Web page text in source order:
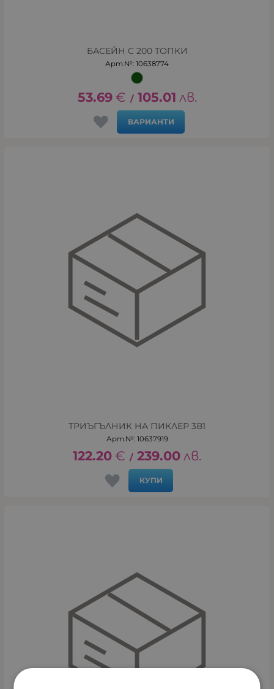
БАСЕЙН С 200 ТОПКИ
Арт.№: 10638774
53.69 € / 105.01 лв.
ВАРИАНТИ
ТРИЪГЪЛНИК НА ПИКЛЕР 3В1
Арт.№: 10637919
122.20 € / 239.00 лв.
КУПИ